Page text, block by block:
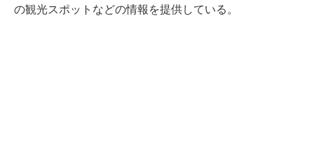
の観光スポットなどの情報を提供している。